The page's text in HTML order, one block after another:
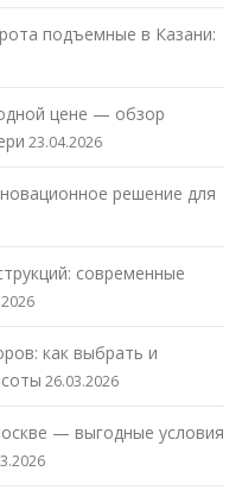
подъемные в Казани:
цене — обзор
23.04.2026
решение для
современные
как выбрать и
26.03.2026
— выгодные условия